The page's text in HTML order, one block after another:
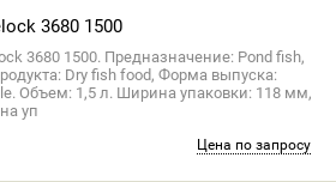
3680 1500
3680 1500. Предназначение: Pond fish,
Dry fish food, Форма выпуска:
Объем: 1,5 л. Ширина упаковки: 118 мм,
уп
Цена по запросу